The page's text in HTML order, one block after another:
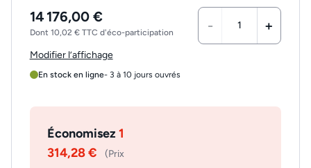
14 176,00 €
Dont 10,02 € TTC d'éco-participation - +
Modifier l’affichage
En stock en ligne- 3 à 10 jours ouvrés
Économisez1
314,28 €
(Prix